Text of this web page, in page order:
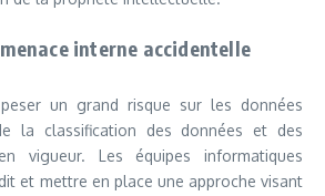
interne accidentelle
un grand risque sur les données
la classification des données et des
vigueur. Les équipes informatiques
et mettre en place une approche visant